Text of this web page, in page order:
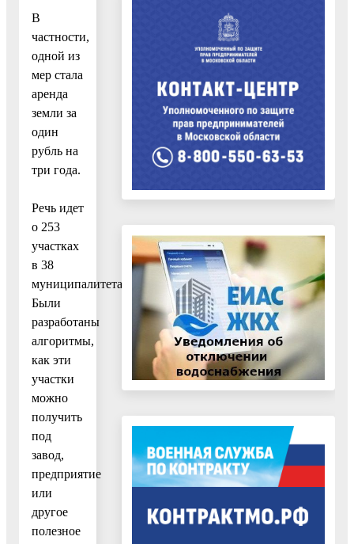
В
частности,
одной из
мер стала
аренда
земли за
один
рубль на
три года.
Речь идет
о 253
участках
в 38
муниципалитетах.
Были
разработаны
алгоритмы,
как эти
участки
можно
получить
под
завод,
предприятие
или
другое
полезное